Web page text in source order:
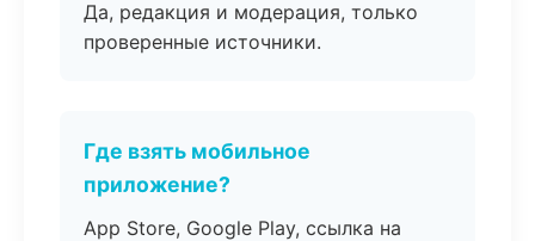
Да, редакция и модерация, только
проверенные источники.
Где взять мобильное
приложение?
App Store, Google Play, ссылка на